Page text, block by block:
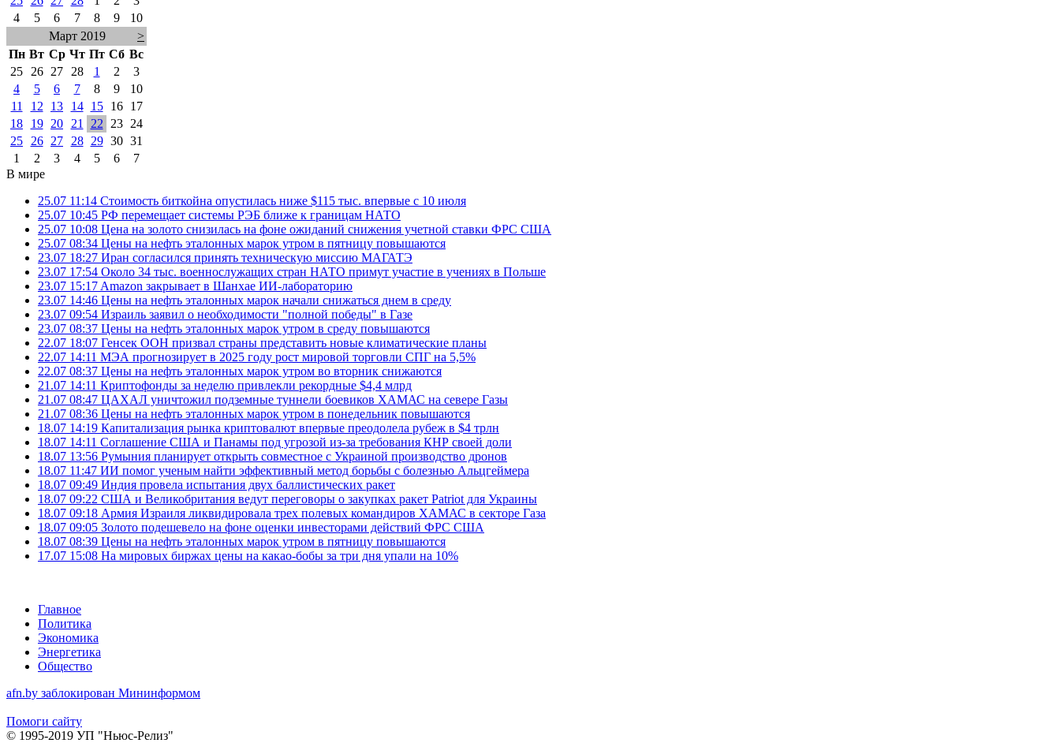
4
5 6 7 8 9
10
Март 2019
>
Пн Вт Ср Чт Пт Сб Вс
25
26 27 28 1 2
3
4
5 6 7 8 9
10
11
12 13 14 15 16
17
18
19 20 21 22 23
24
25
26 27 28 29 30 31
1
2 3 4 5 6
7
В мире
25.07 11:14 Стоимость биткойна опустилась ниже $115 тыс. впервые с 10 июля
25.07 10:45 РФ перемещает системы РЭБ ближе к границам НАТО
25.07 10:08 Цена на золото снизилась на фоне ожиданий снижения учетной ставки ФРС США
25.07 08:34 Цены на нефть эталонных марок утром в пятницу повышаются
23.07 18:27 Иран согласился принять техническую миссию МАГАТЭ
23.07 17:54 Около 34 тыс. военнослужащих стран НАТО примут участие в учениях в Польше
23.07 15:17 Amazon закрывает в Шанхае ИИ-лабораторию
23.07 14:46 Цены на нефть эталонных марок начали снижаться днем в среду
23.07 09:54 Израиль заявил о необходимости "полной победы" в Газе
23.07 08:37 Цены на нефть эталонных марок утром в среду повышаются
22.07 18:07 Генсек ООН призвал страны представить новые климатические планы
22.07 14:11 МЭА прогнозирует в 2025 году рост мировой торговли СПГ на 5,5%
22.07 08:37 Цены на нефть эталонных марок утром во вторник снижаются
21.07 14:11 Криптофонды за неделю привлекли рекордные $4,4 млрд
21.07 08:47 ЦАХАЛ уничтожил подземные туннели боевиков ХАМАС на севере Газы
21.07 08:36 Цены на нефть эталонных марок утром в понедельник повышаются
18.07 14:19 Капитализация рынка криптовалют впервые преодолела рубеж в $4 трлн
18.07 14:11 Соглашение США и Панамы под угрозой из-за требования КНР своей доли
18.07 13:56 Румыния планирует открыть совместное с Украиной производство дронов
18.07 11:47 ИИ помог ученым найти эффективный метод борьбы с болезнью Альцгеймера
18.07 09:49 Индия провела испытания двух баллистических ракет
18.07 09:22 США и Великобритания ведут переговоры о закупках ракет Patriot для Украины
18.07 09:18 Армия Израиля ликвидировала трех полевых командиров ХАМАС в секторе Газа
18.07 09:05 Золото подешевело на фоне оценки инвесторами действий ФРС США
18.07 08:39 Цены на нефть эталонных марок утром в пятницу повышаются
17.07 15:08 На мировых биржах цены на какао-бобы за три дня упали на 10%
Главное
Политика
Экономика
Энергетика
Общество
afn.by заблокирован Мининформом
Помоги сайту
© 1995-2019 УП "Ньюс-Релиз"